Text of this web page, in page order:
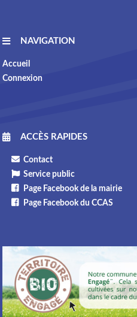
NAVIGATION
Accueil
Connexion
ACCÈS RAPIDES
Contact
Service public
Page Facebook de la mairie
Page Facebook du CCAS